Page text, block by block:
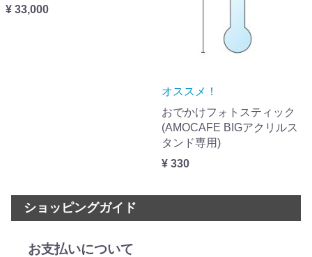
¥ 33,000
オススメ！
おでかけフォトスティック
(AMOCAFE BIGアクリルス
タンド専用)
¥ 330
ショッピングガイド
お支払いについて